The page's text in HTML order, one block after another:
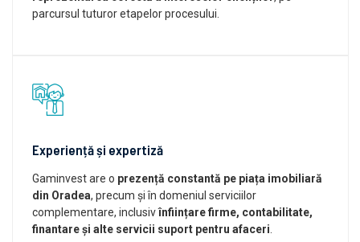
parcursul tuturor etapelor procesului.
Experiență și expertiză
Gaminvest are o prezență constantă pe piața imobiliară
din Oradea, precum și în domeniul serviciilor
complementare, inclusivînființare firme, contabilitate,
finantare și alte servicii suport pentru afaceri